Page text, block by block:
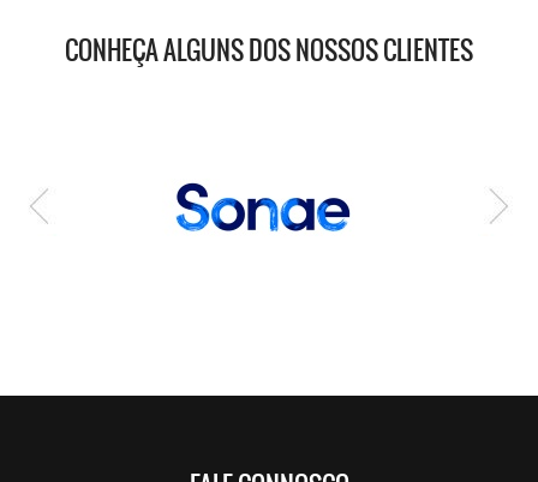
CONHEÇA ALGUNS DOS NOSSOS CLIENTES